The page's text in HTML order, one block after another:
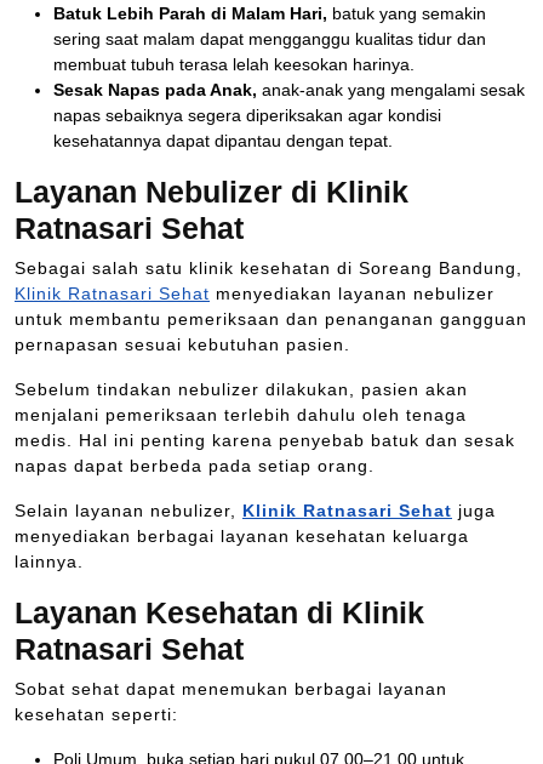
Batuk Lebih Parah di Malam Hari, batuk yang semakin
sering saat malam dapat mengganggu kualitas tidur dan
membuat tubuh terasa lelah keesokan harinya.
Sesak Napas pada Anak, anak-anak yang mengalami sesak
napas sebaiknya segera diperiksakan agar kondisi
kesehatannya dapat dipantau dengan tepat.
Layanan Nebulizer di Klinik
Ratnasari Sehat
Sebagai salah satu klinik kesehatan di Soreang Bandung,
Klinik Ratnasari Sehat menyediakan layanan nebulizer
untuk membantu pemeriksaan dan penanganan gangguan
pernapasan sesuai kebutuhan pasien.
Sebelum tindakan nebulizer dilakukan, pasien akan
menjalani pemeriksaan terlebih dahulu oleh tenaga
medis. Hal ini penting karena penyebab batuk dan sesak
napas dapat berbeda pada setiap orang.
Selain layanan nebulizer, Klinik Ratnasari Sehat juga
menyediakan berbagai layanan kesehatan keluarga
lainnya.
Layanan Kesehatan di Klinik
Ratnasari Sehat
Sobat sehat dapat menemukan berbagai layanan
kesehatan seperti:
Poli Umum, buka setiap hari pukul 07.00–21.00 untuk